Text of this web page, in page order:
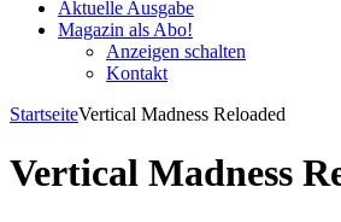
Aktuelle Ausgabe
Magazin als Abo!
Anzeigen schalten
Kontakt
StartseiteVertical Madness Reloaded
Vertical Madness